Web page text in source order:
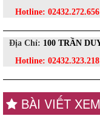
Hotline: 02432.272.656
Địa Chỉ: 100 TRẦN
Hotline: 02432.323.218
BÀI VIẾT